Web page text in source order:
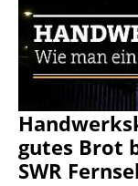
gutes Brot
SWR